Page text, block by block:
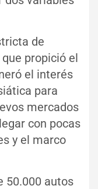
de
propició el
el interés
para
mercados
con pocas
y el marco
50.000 autos